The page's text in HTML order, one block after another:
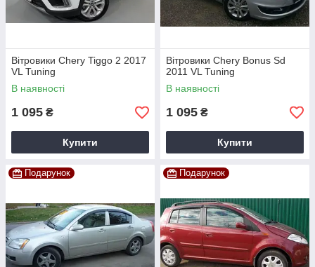
Вітровики Chery Tiggo 2 2017
VL Tuning
В наявності
1 095 ₴
Купити
Вітровики Chery Bonus Sd
2011 VL Tuning
В наявності
1 095 ₴
Купити
Подарунок Подарунок